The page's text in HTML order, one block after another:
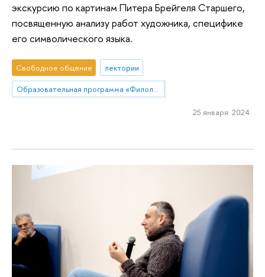
экскурсию по картинам Питера Брейгеля Старшего,
посвященную анализу работ художника, специфике
его символического языка.
Свободное общение
лектории
Образовательная программа «Филология»
25 января 2024